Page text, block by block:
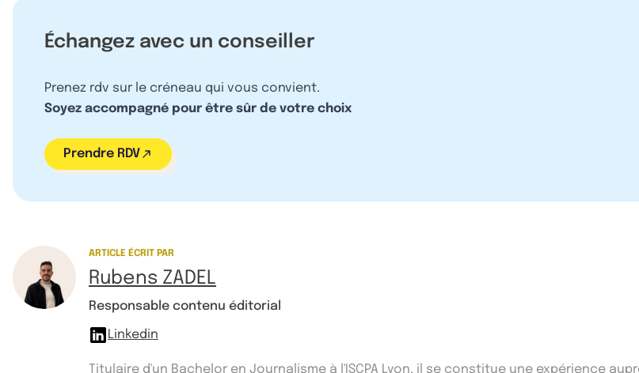
Échangez avec un conseiller
Prenez rdv sur le créneau qui vous convient.
Soyez accompagné pour être sûr de votre choix
Prendre RDV
ARTICLE ÉCRIT PAR
Rubens ZADEL
Responsable contenu éditorial
Linkedin
Titulaire d'un Bachelor en Journalisme à l'ISCPA Lyon, il se constitue une expérience